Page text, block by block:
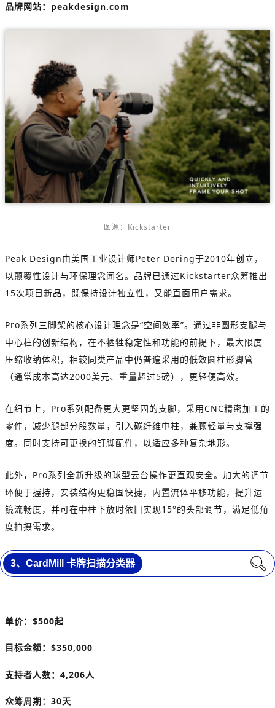
品牌网站： peakdesign.com
图源：Kickstarter
Peak Design由美国工业设计师Peter Dering于2010年创立，
以颠覆性设计与环保理念闻名。品牌已通过Kickstarter众筹推出
15次项目新品，既保持设计独立性，又能直面用户需求。
Pro系列三脚架的核心设计理念是“空间效率”。通过非圆形支腿与
中心柱的创新结构，在不牺牲稳定性和功能的前提下，最大限度
压缩收纳体积，相较同类产品中仍普遍采用的低效圆柱形脚管
（通常成本高达2000美元、重量超过5磅），更轻便高效。
在细节上，Pro系列配备更大更坚固的支脚，采用CNC精密加工的
零件，减少腿部分段数量，引入碳纤维中柱，兼顾轻量与支撑强
度。同时支持可更换的钉脚配件，以适应多种复杂地形。
此外，Pro系列全新升级的球型云台操作更直观安全。加大的调节
环便于握持，安装结构更稳固快捷，内置流体平移功能，提升运
镜流畅度，并可在中柱下放时依旧实现15°的头部调节，满足低角
度拍摄需求。
3、CardMill 卡牌扫描分类器
单价： $500起
目标金额： $350,000
支持者人数：4,206人
众筹周期：30天